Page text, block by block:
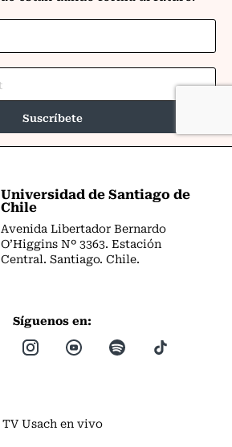
Universidad de Santiago de
Chile
Avenida Libertador Bernardo
O’Higgins Nº 3363. Estación
Central. Santiago. Chile.
Síguenos en:
TV Usach en vivo